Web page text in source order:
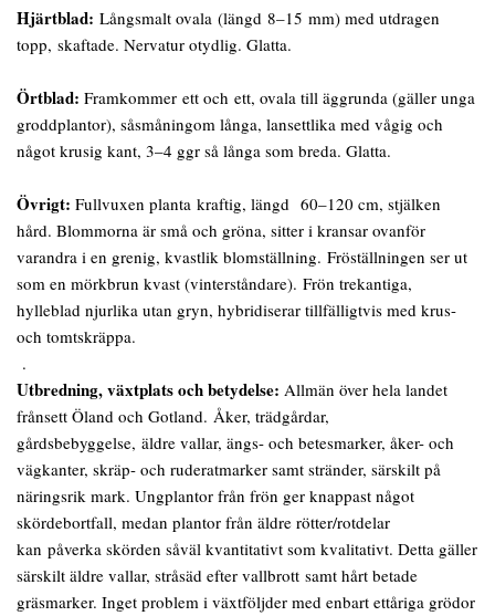
Hjärtblad: Långsmalt ovala (längd 8–15 mm) med utdragen
topp, skaftade. Nervatur otydlig. Glatta.
Örtblad: Framkommer ett och ett, ovala till äggrunda (gäller unga
groddplantor), såsmåningom långa, lansettlika med vågig och
något krusig kant, 3–4 ggr så långa som breda. Glatta.
Övrigt: Fullvuxen planta kraftig, längd 60–120 cm, stjälken
hård. Blommorna är små och gröna, sitter i kransar ovanför
varandra i en grenig, kvastlik blomställning. Fröställningen ser ut
som en mörkbrun kvast (vinterståndare). Frön trekantiga,
hylleblad njurlika utan gryn, hybridiserar tillfälligtvis med krus-
och tomtskräppa.
.
Utbredning, växtplats och betydelse: Allmän över hela landet
frånsett Öland och Gotland. Åker, trädgårdar,
gårdsbebyggelse, äldre vallar, ängs- och betesmarker, åker- och
vägkanter, skräp- och ruderatmarker samt stränder, särskilt på
näringsrik mark. Ungplantor från frön ger knappast något
skördebortfall, medan plantor från äldre rötter/rotdelar
kan påverka skörden såväl kvantitativt som kvalitativt. Detta gäller
särskilt äldre vallar, stråsäd efter vallbrott samt hårt betade
gräsmarker. Inget problem i växtföljder med enbart ettåriga grödor